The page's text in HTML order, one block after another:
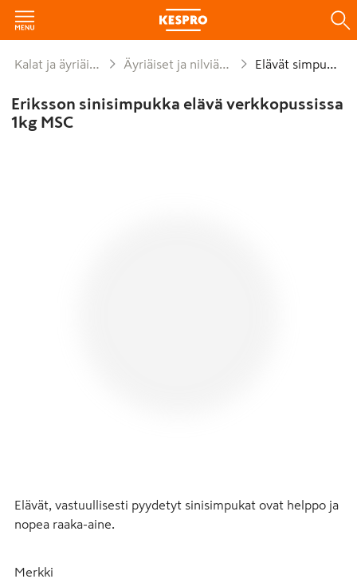
Kalat ja äyriäiset Äyriäiset ja nilviäiset Elävät simpukat
Eriksson sinisimpukka elävä verkkopussissa
1kg MSC
Elävät, vastuullisesti pyydetyt sinisimpukat ovat helppo ja
nopea raaka-aine.
Merkki